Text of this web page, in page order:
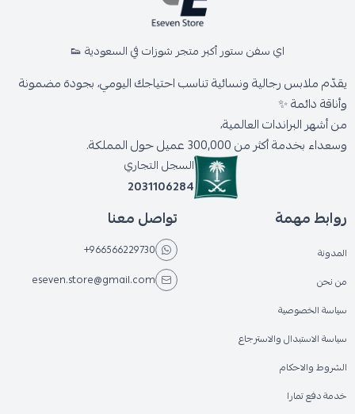
اي سفن ستور أكبر متجر شوزات في السعودية 👟
يقدّم ملابس رجالية ونسائية تناسب احتياجك اليومي، بجودة مضمونة
وأناقة دائمة ✨
من أشهر البراندات العالمية،
وسعداء بخدمة أكثر من 300,000 عميل حول المملكة.
السجل التجاري
2031106284
روابط مهمة
المدونة
من نحن
سياسة الخصوصية
سياسة الاستبدال والاسترجاع
الشروط والاحكام
خدمة دفع تمارا
تواصل معنا
+966566229730
eseven.store@gmail.com